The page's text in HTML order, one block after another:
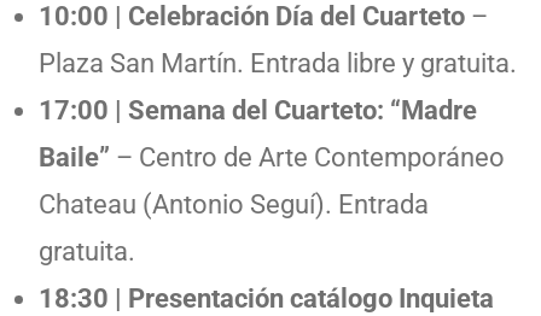
10:00 | Celebración Día del Cuarteto –
Plaza San Martín. Entrada libre y gratuita.
17:00 | Semana del Cuarteto: “Madre
Baile” – Centro de Arte Contemporáneo
Chateau (Antonio Seguí). Entrada
gratuita.
18:30 | Presentación catálogo Inquieta